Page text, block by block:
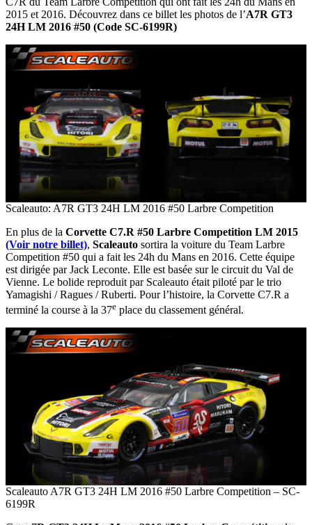
2015 et 2016. Découvrez dans ce billet les photos de l’A7R GT3
24H LM 2016 #50 (Code SC-6199R)
Scaleauto: A7R GT3 24H LM 2016 #50 Larbre Competition
En plus de la Corvette C7.R #50 Larbre Competition LM 2015
(Voir notre billet), Scaleauto sortira la voiture du Team Larbre
Competition #50 qui a fait les 24h du Mans en 2016. Cette équipe
est dirigée par Jack Leconte. Elle est basée sur le circuit du Val de
Vienne. Le bolide reproduit par Scaleauto était piloté par le trio
Yamagishi / Ragues / Ruberti. Pour l’histoire, la Corvette C7.R a
terminé la course à la 37e place du classement général.
Scaleauto A7R GT3 24H LM 2016 #50 Larbre Competition – SC-
6199R